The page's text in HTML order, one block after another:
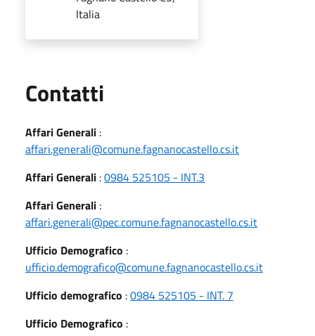
Italia
Contatti
Affari Generali :
affari.generali@comune.fagnanocastello.cs.it
Affari Generali :0984 525105 - INT.3
Affari Generali :
affari.generali@pec.comune.fagnanocastello.cs.it
Ufficio Demografico :
ufficio.demografico@comune.fagnanocastello.cs.it
Ufficio demografico :0984 525105 - INT. 7
Ufficio Demografico :